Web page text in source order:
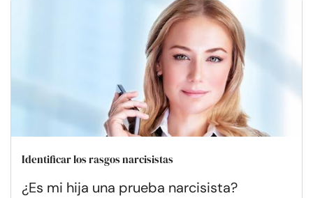
Identificar los rasgos narcisistas
¿Es mi hija una prueba narcisista?